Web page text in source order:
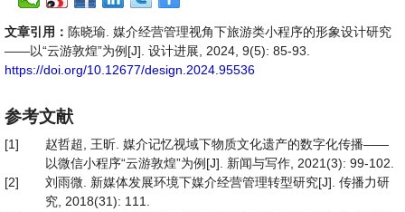
文章引用： 陈晓瑜. 媒介经营管理视角下旅游类小程序的形象设计研究
——以“云游敦煌”为例[J]. 设计进展, 2024, 9(5): 85-93.
https://doi.org/10.12677/design.2024.95536
参考文献
[1]
赵哲超, 王昕. 媒介记忆视域下物质文化遗产的数字化传播——
以微信小程序“云游敦煌”为例[J]. 新闻与写作, 2021(3): 99-102.
[2]
刘雨微. 新媒体发展环境下媒介经营管理转型研究[J]. 传播力研
究, 2018(31): 111.